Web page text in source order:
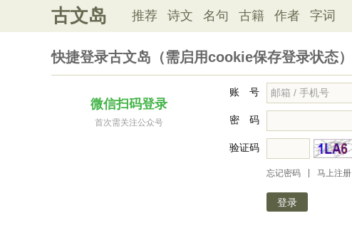
古文岛 推荐 诗文 名句 古籍 作者 字词
快捷登录古文岛（需启用cookie保存登录状态）
微信扫码登录
首次需关注公众号
账 号
密 码
验证码
忘记密码 马上注册